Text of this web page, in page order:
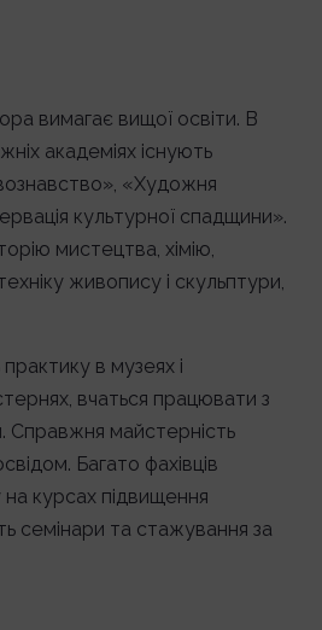
вимагає вищої освіти. В
академіях існують
«Художня
культурної спадщини».
мистецтва, хімію,
живопису і скульптури,
в музеях і
вчаться працювати з
Справжня майстерність
Багато фахівців
курсах підвищення
семінари та стажування за